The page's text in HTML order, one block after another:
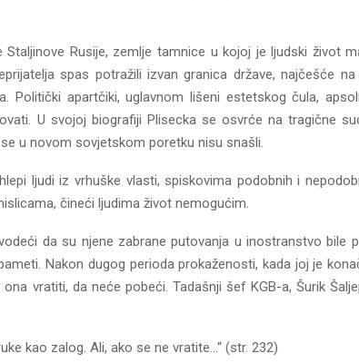
Rusije, zemlje tamnice u kojoj je ljudski život
spas potražili izvan granica države, najčešće
Politički apartčiki, uglavnom lišeni estetskog čula,
U svojoj biografiji Plisecka se osvrće na tragične
u novom sovjetskom poretku nisu snašli.
ljudi iz vrhuške vlasti, spiskovima podobnih i
čineći ljudima život nemogućim.
da su njene zabrane putovanja u inostranstvo bile
Nakon dugog perioda prokaženosti, kada joj je
vratiti, da neće pobeći. Tadašnji šef KGB-a, Šurik
kao zalog. Ali, ako se ne vratite…“ (str. 232)